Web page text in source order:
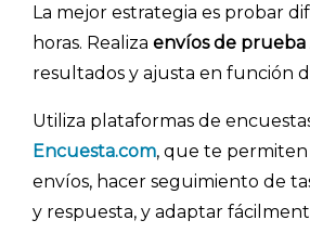
- Encuestas de satisfacción
- Inteligencia artificial
- Marketing y encuestas
La mejor estrategia es probar
horas. Realiza envíos de prueba
resultados y ajusta en función
Utiliza plataformas de
Encuesta.com, que te
envíos, hacer seguimiento de
y respuesta, y adaptar